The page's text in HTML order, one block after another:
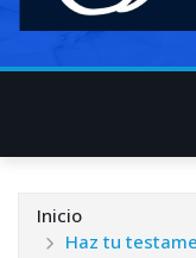
Inicio
Haz tu